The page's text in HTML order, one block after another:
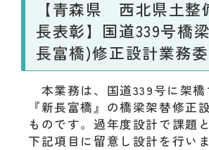
【青森県 西北県土整
長表彰】国道339号橋
長富橋)修正設計業務
本業務は、国道339号に架橋
『新長富橋』の橋梁架替修正
ものです。過年度設計で課題
下記項目に留意し設計を行いま